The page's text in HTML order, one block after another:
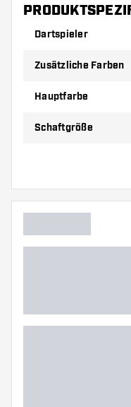
Inbetween Plus
Preise gelten
Dartspieler
Zusätzliche Farben
Hauptfarbe
Schaftgröße